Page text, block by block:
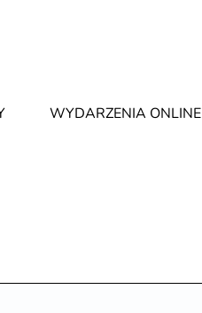
WYDARZENIA ONLINE